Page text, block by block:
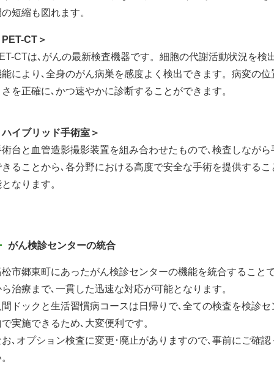
短縮も図れます。
CT＞
CTは､がんの最新検査機器です。細胞の代謝活動状況を検
により､全身のがん病巣を感度よく検出できます。病変の位
を正確に､かつ速やかに診断することができます。
イブリッド手術室＞
台と血管造影撮影装置を組み合わせたもので､検査しながら
ることから､各分野における高度で安全な手術を提供するこ
なります。
がん検診センターの統合
市郷東町にあったがん検診センターの機能を統合すること
治療まで､一貫した迅速な対応が可能となります。
ドックと生活習慣病コースは日帰りで､全ての検査を検診セ
実施できるため､大変便利です。
､オプション検査に変更･廃止がありますので､事前にご確認